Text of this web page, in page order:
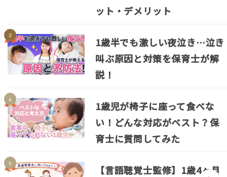
ット・デメリット
1歳半でも激しい夜泣き…泣き
叫ぶ原因と対策を保育士が解
説！
1歳児が椅子に座って食べな
い！どんな対応がベスト？保
育士に質問してみた
【言語聴覚士監修】1歳4ヶ月